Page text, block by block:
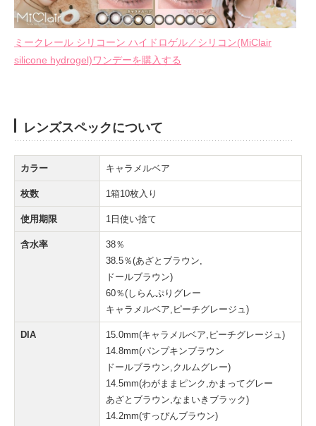
ミークレール シリコーン ハイドロゲル／シリコン(MiClair
silicone hydrogel)ワンデーを購入する
レンズスペックについて
カラー キャラメルベア
枚数 1箱10枚入り
使用期限 1日使い捨て
含水率
38％
38.5％(あざとブラウン,
ドールブラウン)
60％(しらんぷりグレー
キャラメルベア,ピーチグレージュ)
DIA
15.0mm(キャラメルベア,ピーチグレージュ)
14.8mm(パンプキンブラウン
ドールブラウン,クルムグレー)
14.5mm(わがままピンク,かまってグレー
あざとブラウン,なまいきブラック)
14.2mm(すっぴんブラウン)